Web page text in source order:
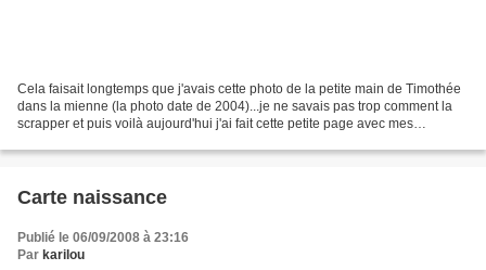
Cela faisait longtemps que j'avais cette photo de la petite main de Timothée
dans la mienne (la photo date de 2004)...je ne savais pas trop comment la
scrapper et puis voilà aujourd'hui j'ai fait cette petite page avec mes
Carte naissance
Publié le 06/09/2008 à 23:16
Par karilou